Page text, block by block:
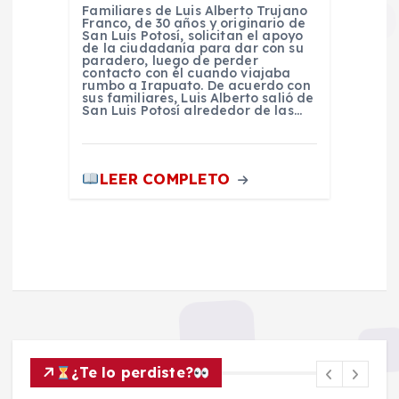
Familiares de Luis Alberto Trujano
Franco, de 30 años y originario de
San Luis Potosí, solicitan el apoyo
de la ciudadanía para dar con su
paradero, luego de perder
contacto con él cuando viajaba
rumbo a Irapuato. De acuerdo con
sus familiares, Luis Alberto salió de
San Luis Potosí alrededor de las…
LEER COMPLETO
¿Te lo perdiste?